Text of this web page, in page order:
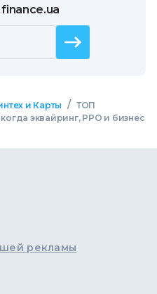
и Карты / ТОП
эквайринг, РРО и бизнес
рекламы